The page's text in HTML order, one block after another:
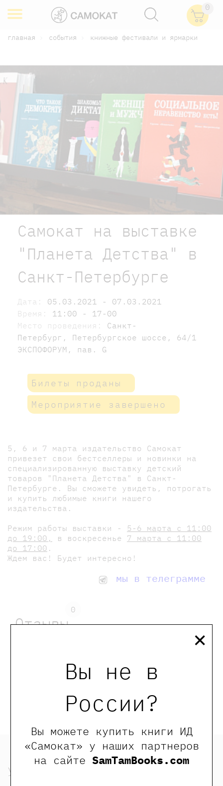
Вы не в
России?
Вы можете купить книги ИД
«Самокат» у наших партнеров
на сайте SamTamBooks.com
×
0
главная события книжные фестивали и ярмарки
Самокат на выставке
"Планета Детства" в
Санкт-Петербурге
Дата: 05.03.2021 - 07.03.2021
Время: 11:00 - 17-00
Место проведения: Санкт-
Петербург, Петербургское шоссе, 64/1
ЭКСПОФОРУМ, пав. G
Билеты проданы
Мероприятие завершено
5, 6 и 7 марта издательство Самокат
привезет свои бестселлеры и новинки на
специализированную выставку детский
товаров "Планета Детства" в Санкт-
Петербурге. Вы сможете увидеть, потрогать
и купить любимые книги нашего
издательства.
Режим работы выставки - 5-6 марта с 11:00
до 19:00,
в воскресенье 7 марта с 11:00
до 17:00 .
Ждем вас! Будет интересно!
мы в телеграмме
Отзывы
0
сайта
узнать